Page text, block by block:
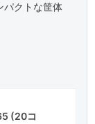
クトな筐体
(20コ